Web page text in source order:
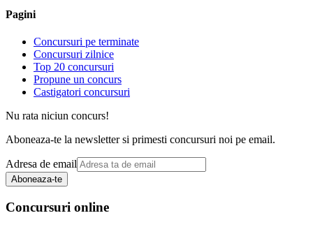
Pagini
Concursuri pe terminate
Concursuri zilnice
Top 20 concursuri
Propune un concurs
Castigatori concursuri
Nu rata niciun concurs!
Aboneaza-te la newsletter si primesti concursuri noi pe email.
Adresa de email
Aboneaza-te
Concursuri online